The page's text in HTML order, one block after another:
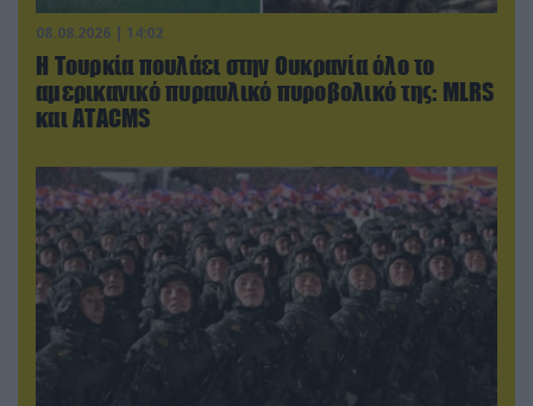
08.08.2026 | 14:02
Η Τουρκία πουλάει στην Ουκρανία όλο το
αμερικανικό πυραυλικό πυροβολικό της: MLRS
και ΑΤΑCMS